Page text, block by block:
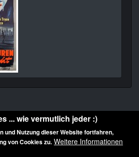
geschützt: © 2010-2026 der Film Noir de. Alle
... wie vermutlich jeder :)
und Nutzung dieser Website fortfahren,
von Cookies zu. Weitere Informationen